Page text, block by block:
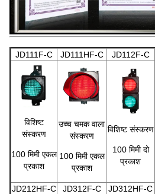
JD111F-C JD111HF-C JD112F-C
विशिष्ट
संस्करण
100 मिमी एकल
प्रकाश
उच्च चमक वाला
संस्करण
100 मिमी एकल
प्रकाश
विशिष्ट संस्करण
100 मिमी दो
प्रकाश
JD212HF-C JD312F-C JD312HF-C